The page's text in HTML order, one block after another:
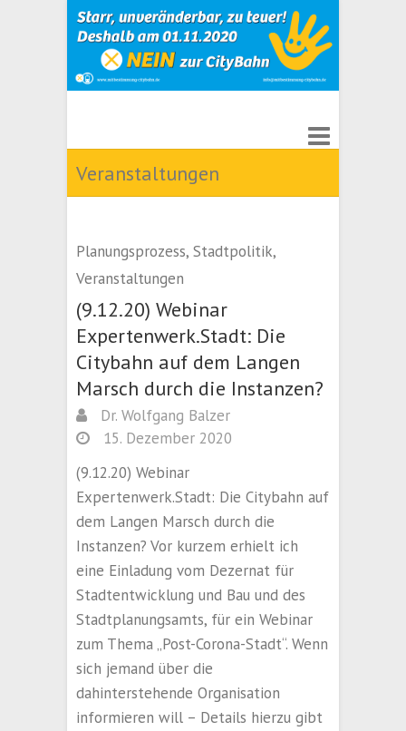
Veranstaltungen
Planungsprozess, Stadtpolitik,
Veranstaltungen
(9.12.20) Webinar
Expertenwerk.Stadt: Die
Citybahn auf dem Langen
Marsch durch die Instanzen?
Dr. Wolfgang Balzer
15. Dezember 2020
(9.12.20) Webinar
Expertenwerk.Stadt: Die Citybahn auf
dem Langen Marsch durch die
Instanzen? Vor kurzem erhielt ich
eine Einladung vom Dezernat für
Stadtentwicklung und Bau und des
Stadtplanungsamts, für ein Webinar
zum Thema „Post-Corona-Stadt“. Wenn
sich jemand über die
dahinterstehende Organisation
informieren will – Details hierzu gibt